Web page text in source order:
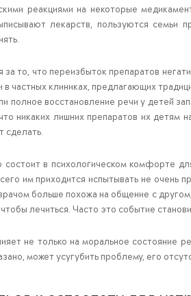
реакциями на некоторые
лекарств, пользуются семьи
то, что переизбыток препаратов
частных клиниках, предлагающих
полное восстановление речи у детей
никаких лишних препаратов их детям
сделать.
в психологическом комфорте
им приходится испытывать не очень
больше похожа на общение с
лечиться. Часто это событие
не только на моральное состояние
может усугубить проблему, его